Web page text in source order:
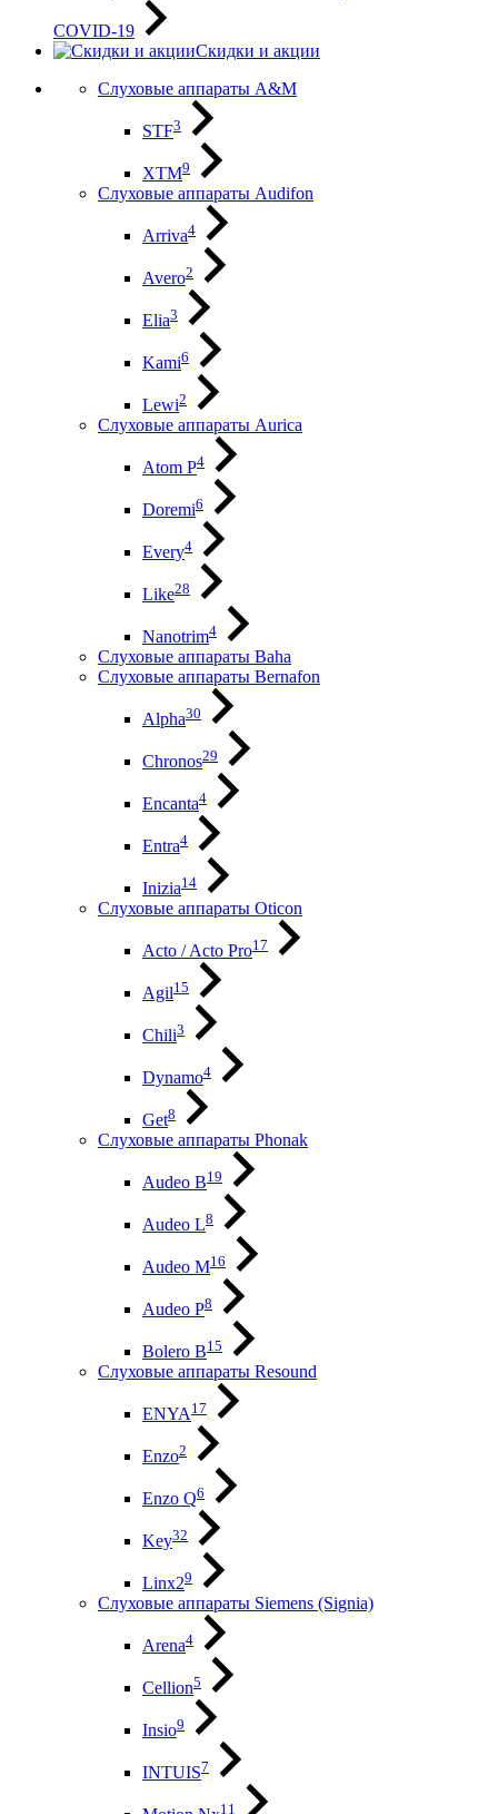
COVID-19
Скидки и акции
Слуховые аппараты A&M
STF3
XTM9
Слуховые аппараты Audifon
Arriva4
Avero2
Elia3
Kami6
Lewi2
Слуховые аппараты Aurica
Atom P4
Doremi6
Every4
Like28
Nanotrim4
Слуховые аппараты Baha
Слуховые аппараты Bernafon
Alpha30
Chronos29
Encanta4
Entra4
Inizia14
Слуховые аппараты Oticon
Acto / Acto Pro17
Agil15
Chili3
Dynamo4
Get8
Слуховые аппараты Phonak
Audeo B19
Audeo L8
Audeo М16
Audeo P8
Bolero B15
Слуховые аппараты Resound
ENYA 17
Enzo2
Enzo Q6
Key32
Linx29
Слуховые аппараты Siemens (Signia)
Arena4
Cellion5
Insio9
INTUIS7
11